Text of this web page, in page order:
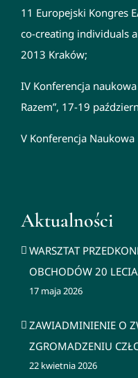
11 Europejski Kongres
co-creating individuals
2013 Kraków;
IV Konferencja
Razem”, 17-19
V Konferencja
Aktualności
WARSZTAT
OBCHODÓW 20
17 maja 2026
ZAWIADMINIENIE O
ZGROMADZENIU
22 kwietnia 2026